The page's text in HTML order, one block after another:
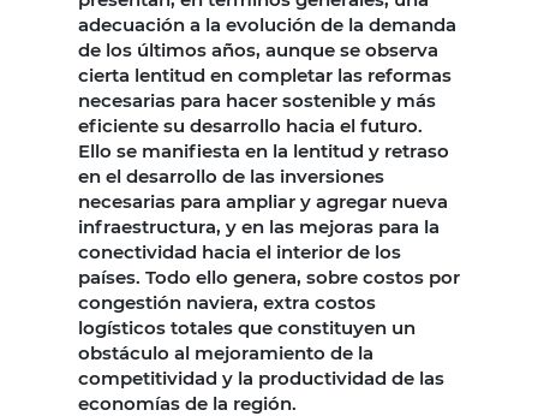
adecuación a la evolución de la demanda
de los últimos años, aunque se observa
cierta lentitud en completar las reformas
necesarias para hacer sostenible y más
eficiente su desarrollo hacia el futuro.
Ello se manifiesta en la lentitud y retraso
en el desarrollo de las inversiones
necesarias para ampliar y agregar nueva
infraestructura, y en las mejoras para la
conectividad hacia el interior de los
países. Todo ello genera, sobre costos por
congestión naviera, extra costos
logísticos totales que constituyen un
obstáculo al mejoramiento de la
competitividad y la productividad de las
economías de la región.